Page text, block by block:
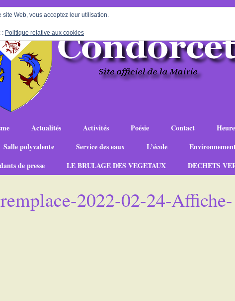
Actualités Activités Poésie Contact
Salle polyvalente Service des eaux L’école
de presse
LE BRULAGE DES VEGETAUX DECHETS
2022-02-24-Affiche-
Web, vous acceptez leur utilisation.
: Politique relative aux cookies